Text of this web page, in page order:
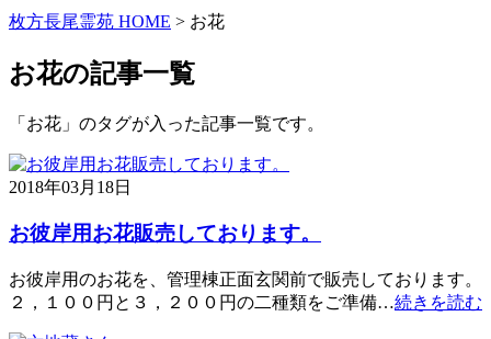
枚方長尾霊苑 HOME > お花
お花の記事一覧
「お花」のタグが入った記事一覧です。
2018年03月18日
お彼岸用お花販売しております。
お彼岸用のお花を、管理棟正面玄関前で販売しております。
２，１００円と３，２００円の二種類をご準備…続きを読む